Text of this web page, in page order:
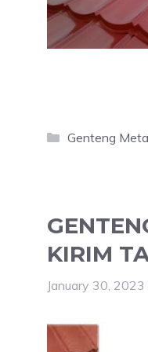
Categories
Genteng
KIRIM
January 30, 2023